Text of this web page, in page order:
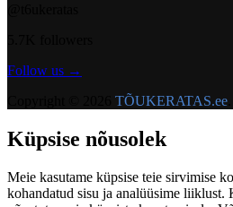
Follow us →
TÕUKERATAS.ee
Küpsise nõusolek
Meie kasutame küpsise teie sirvimise
kohandatud sisu ja analüüsime